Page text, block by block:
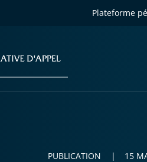
Plateforme
PUBLICATION 15